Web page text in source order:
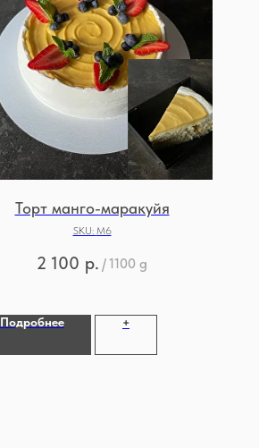
Торт манго-маракуйя
SKU: М6
2 100 р. /1100 g
Подробнее +